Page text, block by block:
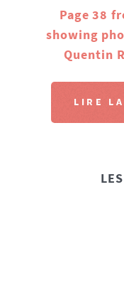
Page 38
showing
Quentin
LIRE